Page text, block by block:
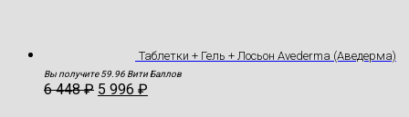
Таблетки + Гель + Лосьон Avederma (Аведерма)
Вы получите 59.96 Вити Баллов
6 448₽ 5 996 ₽